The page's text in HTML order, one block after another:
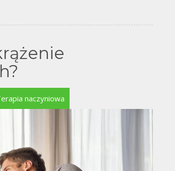
naczyniowa